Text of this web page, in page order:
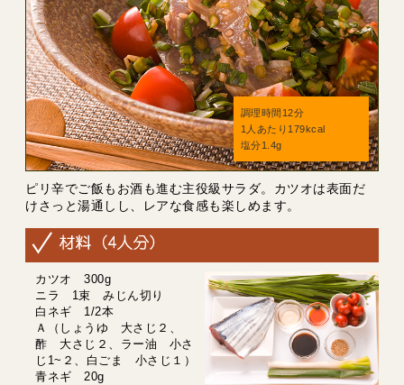
調理時間12分
1人あたり179kcal
塩分1.4g
ピリ辛でご飯もお酒も進む主役級サラダ。カツオは表面だ
けさっと湯通しし、レアな食感も楽しめます。
カツオ 300g
ニラ 1束 みじん切り
白ネギ 1/2本
Ａ（しょうゆ 大さじ２、
酢 大さじ２、ラー油 小さ
じ1~２、白ごま 小さじ１）
青ネギ 20g